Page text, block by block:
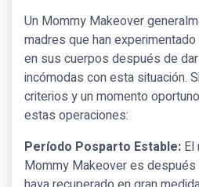
Un Mommy Makeover
madres que han
en sus cuerpos después de
incómodas con esta situación.
criterios y un momento
estas operaciones:
Período Posparto Estable: El
Mommy Makeover es